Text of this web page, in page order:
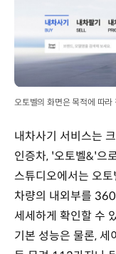
오토벨의 화면은 목적에 따
내차사기 서비스는
인증차, '오토벨&'으
스튜디오에서는 오
차량의 내외부를
세세하게 확인할 수
기본 성능은 물론, 세